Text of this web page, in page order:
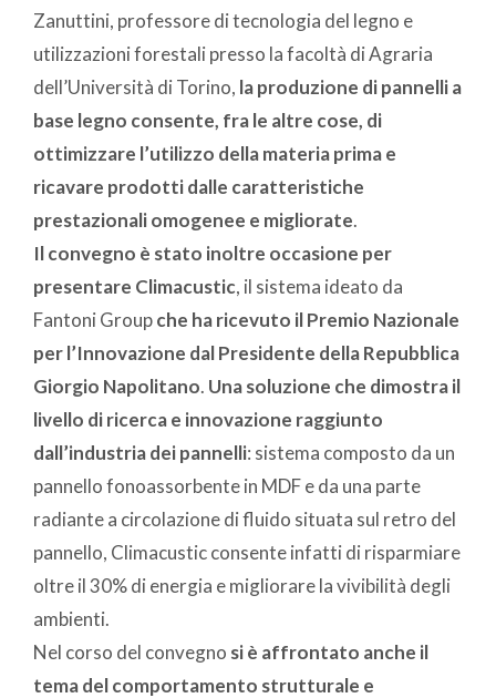
Zanuttini, professore di tecnologia del legno e
utilizzazioni forestali presso la facoltà di Agraria
dell’Università di Torino, la produzione di pannelli a
base legno consente, fra le altre cose, di
ottimizzare l’utilizzo della materia prima e
ricavare prodotti dalle caratteristiche
prestazionali omogenee e migliorate.
Il convegno è stato inoltre occasione per
presentare Climacustic, il sistema ideato da
Fantoni Groupche ha ricevuto il Premio Nazionale
per l’Innovazione dal Presidente della Repubblica
Giorgio Napolitano. Una soluzione che dimostra il
livello di ricerca e innovazione raggiunto
dall’industria dei pannelli: sistema composto da un
pannello fonoassorbente in MDF e da una parte
radiante a circolazione di fluido situata sul retro del
pannello, Climacustic consente infatti di risparmiare
oltre il 30% di energia e migliorare la vivibilità degli
ambienti.
Nel corso del convegno si è affrontato anche il
tema del comportamento strutturale e